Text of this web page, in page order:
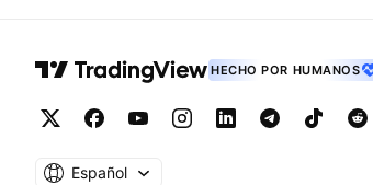
HECHO POR HUMANOS
Español